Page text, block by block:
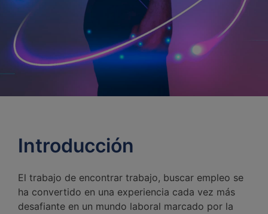
Introducción
El trabajo de encontrar trabajo, buscar empleo se
ha convertido en una experiencia cada vez más
desafiante en un mundo laboral marcado por la